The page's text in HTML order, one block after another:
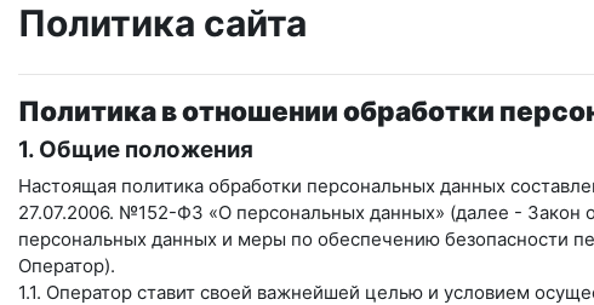
Политика сайта
Политика в отношении обработки
1. Общие положения
Настоящая политика обработки персональных данных
27.07.2006. №152-ФЗ «О персональных данных» (далее - Закон
персональных данных и меры по обеспечению безопасности
Оператор).
1.1. Оператор ставит своей важнейшей целью и условием